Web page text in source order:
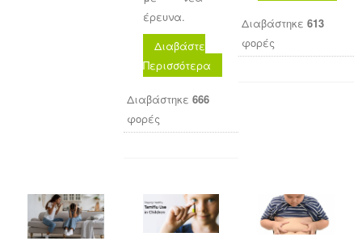
έρευνα.
Διαβάστε
Περισσότερα
Διαβάστηκε 666
φορές
Διαβάστηκε613
φορές